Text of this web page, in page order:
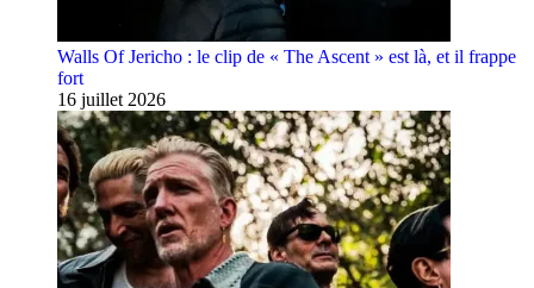
Walls Of Jericho : le clip de « The Ascent » est là, et il frappe
fort
16 juillet 2026